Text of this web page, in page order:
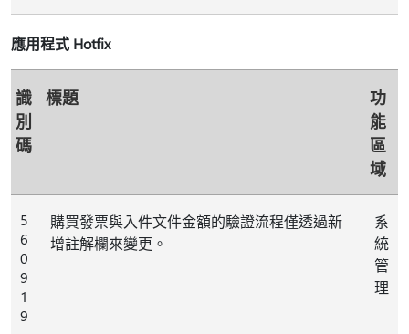
應用程式 Hotfix
識
別
碼
標題
功
能
區
域
5
6
0
9
1
9
購買發票與入件文件金額的驗證流程僅透過新
增註解欄來變更。
系
統
管
理